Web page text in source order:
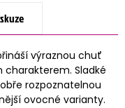
přináší výraznou chuť
Sladké
rozpoznatelnou
ovocné varianty.